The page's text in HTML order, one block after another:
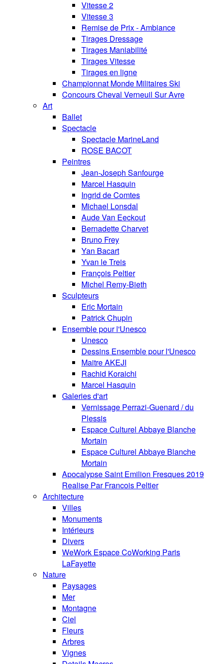
Vitesse 2
Vitesse 3
Remise de Prix - Ambiance
Tirages Dressage
Tirages Maniabilité
Tirages Vitesse
Tirages en ligne
Championnat Monde Militaires Ski
Concours Cheval Verneuil Sur Avre
Art
Ballet
Spectacle
Spectacle MarineLand
ROSE BACOT
Peintres
Jean-Joseph Sanfourge
Marcel Hasquin
Ingrid de Comtes
Michael Lonsdal
Aude Van Eeckout
Bernadette Charvet
Bruno Frey
Yan Bacart
Yvan le Treis
François Peltier
Michel Remy-Bieth
Sculpteurs
Eric Mortain
Patrick Chupin
Ensemble pour l'Unesco
Unesco
Dessins Ensemble pour l'Unesco
Maitre AKEJI
Rachid Koraichi
Marcel Hasquin
Galeries d'art
Vernissage Perrazi-Guenard / du
Plessis
Espace Culturel Abbaye Blanche
Mortain
Espace Culturel Abbaye Blanche
Mortain
Apocalypse Saint Emilion Fresques 2019
Realise Par Francois Peltier
Architecture
Villes
Monuments
Intérieurs
Divers
WeWork Espace CoWorking Paris
LaFayette
Nature
Paysages
Mer
Montagne
Ciel
Fleurs
Arbres
Vignes